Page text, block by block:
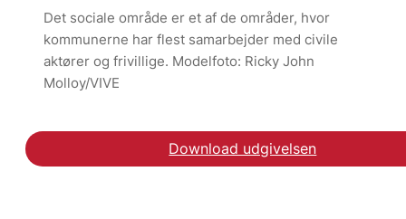
Det sociale område er et af de områder, hvor
kommunerne har flest samarbejder med civile
aktører og frivillige. Modelfoto: Ricky John
Molloy/VIVE
Download udgivelsen